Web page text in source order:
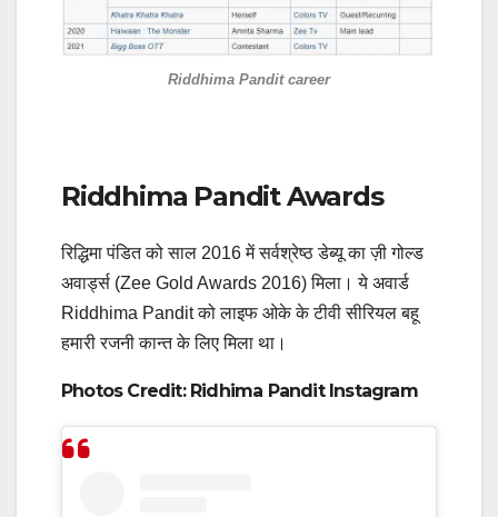
Riddhima Pandit career
Riddhima Pandit Awards
रिद्धिमा पंडित को साल 2016 में सर्वश्रेष्ठ डेब्यू का ज़ी गोल्ड
अवार्ड्स (Zee Gold Awards 2016) मिला। ये अवार्ड
Riddhima Pandit को लाइफ ओके के टीवी सीरियल बहू
हमारी रजनी कान्त के लिए मिला था।
Photos Credit: Ridhima Pandit Instagram